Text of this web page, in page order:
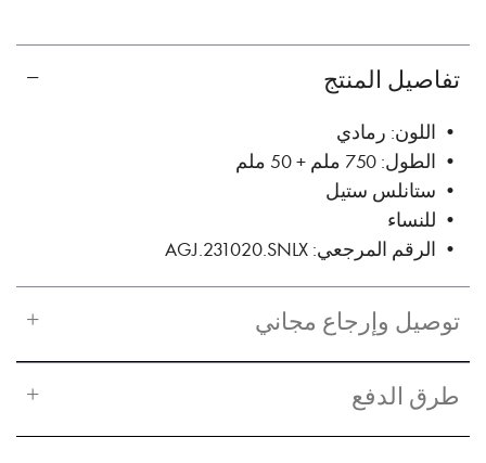
تفاصيل المنتج
• اللون: رمادي
• الطول: 750 ملم + 50 ملم
• ستانلس ستيل
• للنساء
• الرقم المرجعي: AGJ.231020.SNLX
توصيل وإرجاع مجاني
طرق الدفع